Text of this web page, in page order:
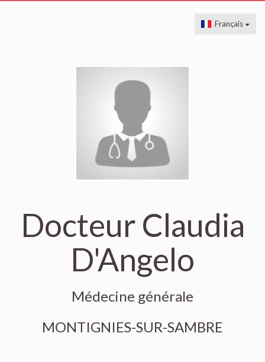
Français
Docteur Claudia
D'Angelo
Médecine générale
MONTIGNIES-SUR-SAMBRE